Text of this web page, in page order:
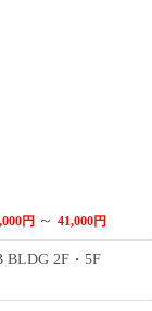
円 ～ 41,000円
2F・5F